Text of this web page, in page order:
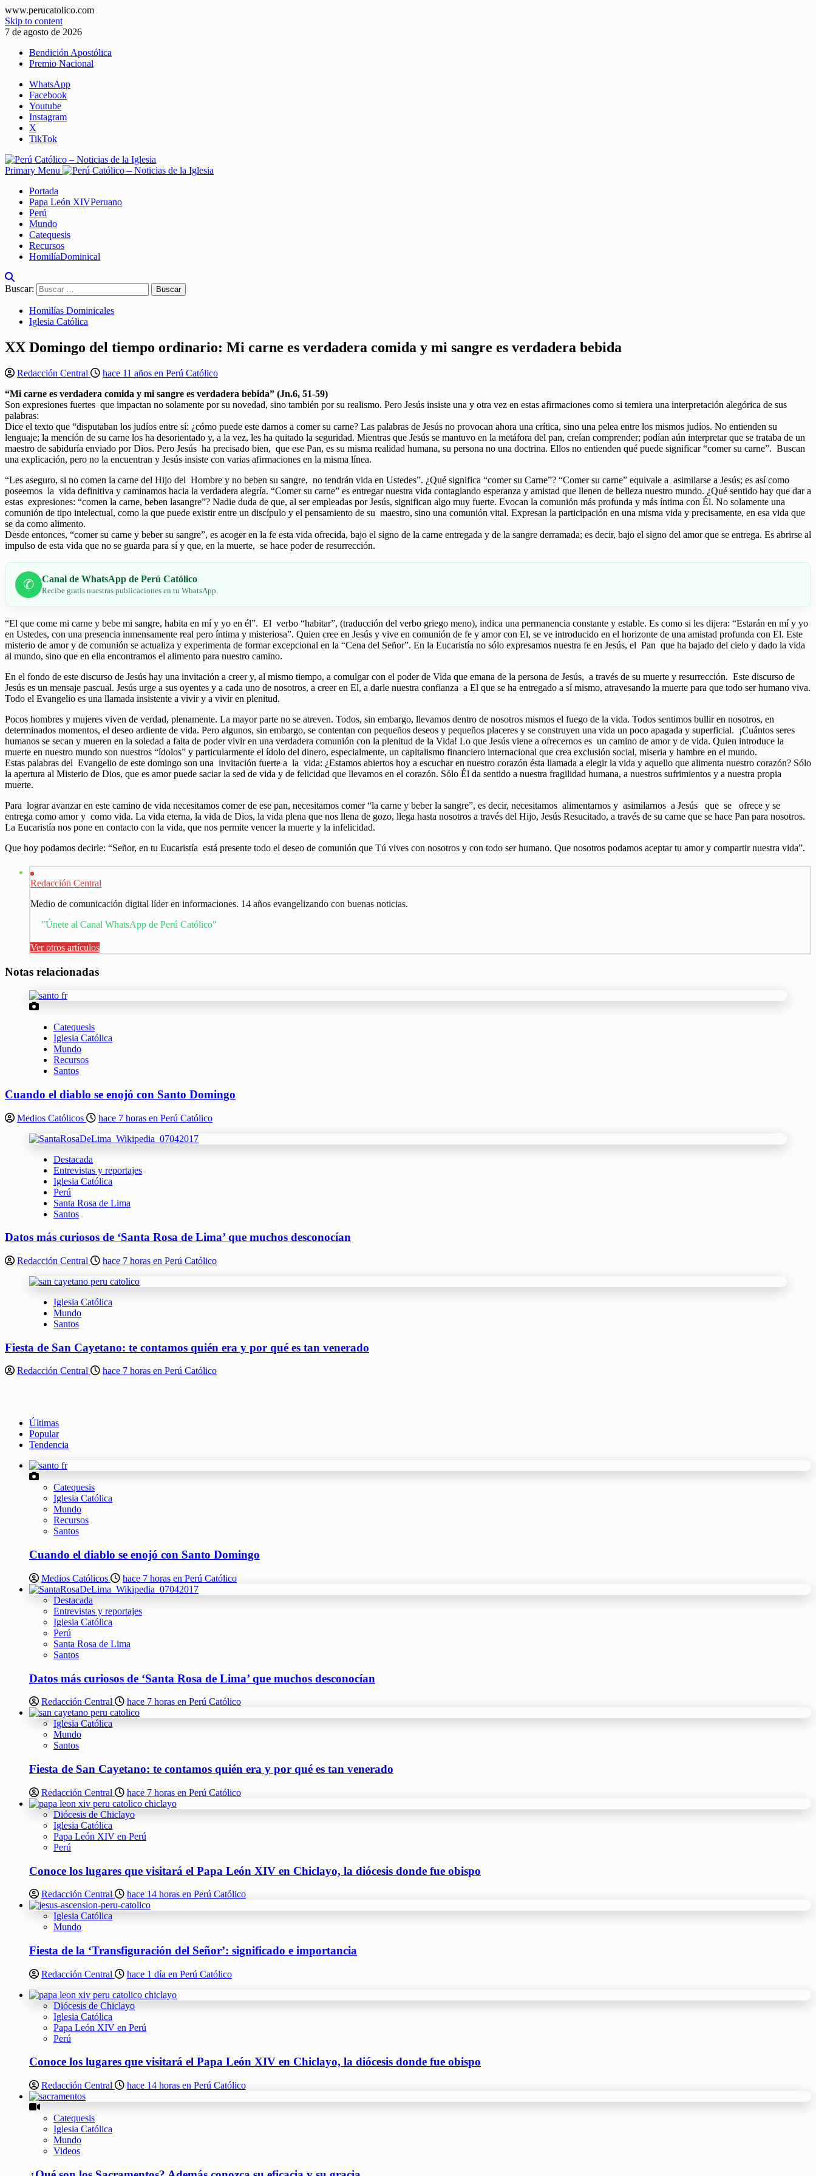
www.perucatolico.com
Skip to content
7 de agosto de 2026
Bendición Apostólica
Premio Nacional
WhatsApp
Facebook
Youtube
Instagram
X
TikTok
Primary Menu
Portada
Papa León XIVPeruano
Perú
Mundo
Catequesis
Recursos
HomilíaDominical
Buscar:
Homilías Dominicales
Iglesia Católica
XX Domingo del tiempo ordinario: Mi carne es verdadera comida y mi sangre es verdadera bebida
Redacción Central
hace 11 años en Perú Católico
“Mi carne es verdadera comida y mi sangre es verdadera bebida” (Jn.6, 51-59)
Son expresiones fuertes que impactan no solamente por su novedad, sino también por su realismo. Pero Jesús insiste una y otra vez en estas afirmaciones como si temiera una interpretación alegórica de sus
palabras:
Dice el texto que “disputaban los judíos entre sí: ¿cómo puede este darnos a comer su carne? Las palabras de Jesús no provocan ahora una crítica, sino una pelea entre los mismos judíos. No entienden su
lenguaje; la mención de su carne los ha desorientado y, a la vez, les ha quitado la seguridad. Mientras que Jesús se mantuvo en la metáfora del pan, creían comprender; podían aún interpretar que se trataba de un
maestro de sabiduría enviado por Dios. Pero Jesús ha precisado bien, que ese Pan, es su misma realidad humana, su persona no una doctrina. Ellos no entienden qué puede significar “comer su carne”. Buscan
una explicación, pero no la encuentran y Jesús insiste con varias afirmaciones en la misma línea.
“Les aseguro, si no comen la carne del Hijo del Hombre y no beben su sangre, no tendrán vida en Ustedes”. ¿Qué significa “comer su Carne”? “Comer su carne” equivale a asimilarse a Jesús; es así como
poseemos la vida definitiva y caminamos hacia la verdadera alegría. “Comer su carne” es entregar nuestra vida contagiando esperanza y amistad que llenen de belleza nuestro mundo. ¿Qué sentido hay que dar a
estas expresiones: “comen la carne, beben lasangre”? Nadie duda de que, al ser empleadas por Jesús, significan algo muy fuerte. Evocan la comunión más profunda y más íntima con Él. No solamente una
comunión de tipo intelectual, como la que puede existir entre un discípulo y el pensamiento de su maestro, sino una comunión vital. Expresan la participación en una misma vida y precisamente, en esa vida que
se da como alimento.
Desde entonces, “comer su carne y beber su sangre”, es acoger en la fe esta vida ofrecida, bajo el signo de la carne entregada y de la sangre derramada; es decir, bajo el signo del amor que se entrega. Es abrirse al
impulso de esta vida que no se guarda para sí y que, en la muerte, se hace poder de resurrección.
✆ Canal de WhatsApp de Perú Católico
Recibe gratis nuestras publicaciones en tu WhatsApp.
“El que come mi carne y bebe mi sangre, habita en mí y yo en él”. El verbo “habitar”, (traducción del verbo griego meno), indica una permanencia constante y estable. Es como si les dijera: “Estarán en mí y yo
en Ustedes, con una presencia inmensamente real pero íntima y misteriosa”. Quien cree en Jesús y vive en comunión de fe y amor con El, se ve introducido en el horizonte de una amistad profunda con El. Este
misterio de amor y de comunión se actualiza y experimenta de formar excepcional en la “Cena del Señor”. En la Eucaristía no sólo expresamos nuestra fe en Jesús, el Pan que ha bajado del cielo y dado la vida
al mundo, sino que en ella encontramos el alimento para nuestro camino.
En el fondo de este discurso de Jesús hay una invitación a creer y, al mismo tiempo, a comulgar con el poder de Vida que emana de la persona de Jesús, a través de su muerte y resurrección. Este discurso de
Jesús es un mensaje pascual. Jesús urge a sus oyentes y a cada uno de nosotros, a creer en El, a darle nuestra confianza a El que se ha entregado a sí mismo, atravesando la muerte para que todo ser humano viva.
Todo el Evangelio es una llamada insistente a vivir y a vivir en plenitud.
Pocos hombres y mujeres viven de verdad, plenamente. La mayor parte no se atreven. Todos, sin embargo, llevamos dentro de nosotros mismos el fuego de la vida. Todos sentimos bullir en nosotros, en
determinados momentos, el deseo ardiente de vida. Pero algunos, sin embargo, se contentan con pequeños deseos y pequeños placeres y se construyen una vida un poco apagada y superficial. ¡Cuántos seres
humanos se secan y mueren en la soledad a falta de poder vivir en una verdadera comunión con la plenitud de la Vida! Lo que Jesús viene a ofrecernos es un camino de amor y de vida. Quien introduce la
muerte en nuestro mundo son nuestros “ídolos” y particularmente el ídolo del dinero, especialmente, un capitalismo financiero internacional que crea exclusión social, miseria y hambre en el mundo.
Estas palabras del Evangelio de este domingo son una invitación fuerte a la vida: ¿Estamos abiertos hoy a escuchar en nuestro corazón ésta llamada a elegir la vida y aquello que alimenta nuestro corazón? Sólo
la apertura al Misterio de Dios, que es amor puede saciar la sed de vida y de felicidad que llevamos en el corazón. Sólo Él da sentido a nuestra fragilidad humana, a nuestros sufrimientos y a nuestra propia
muerte.
Para lograr avanzar en este camino de vida necesitamos comer de ese pan, necesitamos comer “la carne y beber la sangre”, es decir, necesitamos alimentarnos y asimilarnos a Jesús que se ofrece y se
entrega como amor y como vida. La vida eterna, la vida de Dios, la vida plena que nos llena de gozo, llega hasta nosotros a través del Hijo, Jesús Resucitado, a través de su carne que se hace Pan para nosotros.
La Eucaristía nos pone en contacto con la vida, que nos permite vencer la muerte y la infelicidad.
Que hoy podamos decirle: “Señor, en tu Eucaristía está presente todo el deseo de comunión que Tú vives con nosotros y con todo ser humano. Que nosotros podamos aceptar tu amor y compartir nuestra vida”.
Redacción Central
Medio de comunicación digital líder en informaciones. 14 años evangelizando con buenas noticias.
"Únete al Canal WhatsApp de Perú Católico"
Ver otros artículos
Notas relacionadas
Catequesis
Iglesia Católica
Mundo
Recursos
Santos
Cuando el diablo se enojó con Santo Domingo
Medios Católicos hace 7 horas en Perú Católico
Destacada
Entrevistas y reportajes
Iglesia Católica
Perú
Santa Rosa de Lima
Santos
Datos más curiosos de ‘Santa Rosa de Lima’ que muchos desconocían
Redacción Central hace 7 horas en Perú Católico
Iglesia Católica
Mundo
Santos
Fiesta de San Cayetano: te contamos quién era y por qué es tan venerado
Redacción Central hace 7 horas en Perú Católico
Últimas
Popular
Tendencia
Catequesis
Iglesia Católica
Mundo
Recursos
Santos
Cuando el diablo se enojó con Santo Domingo
Medios Católicos hace 7 horas en Perú Católico
Destacada
Entrevistas y reportajes
Iglesia Católica
Perú
Santa Rosa de Lima
Santos
Datos más curiosos de ‘Santa Rosa de Lima’ que muchos desconocían
Redacción Central hace 7 horas en Perú Católico
Iglesia Católica
Mundo
Santos
Fiesta de San Cayetano: te contamos quién era y por qué es tan venerado
Redacción Central hace 7 horas en Perú Católico
Diócesis de Chiclayo
Iglesia Católica
Papa León XIV en Perú
Perú
Conoce los lugares que visitará el Papa León XIV en Chiclayo, la diócesis donde fue obispo
Redacción Central hace 14 horas en Perú Católico
Iglesia Católica
Mundo
Fiesta de la ‘Transfiguración del Señor’: significado e importancia
Redacción Central hace 1 día en Perú Católico
Diócesis de Chiclayo
Iglesia Católica
Papa León XIV en Perú
Perú
Conoce los lugares que visitará el Papa León XIV en Chiclayo, la diócesis donde fue obispo
Redacción Central hace 14 horas en Perú Católico
Catequesis
Iglesia Católica
Mundo
Videos